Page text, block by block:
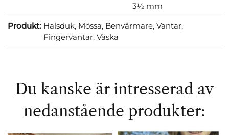
3½ mm
Produkt: Halsduk, Mössa, Benvärmare, Vantar,
Fingervantar, Väska
Du kanske är intresserad av
nedanstående produkter: